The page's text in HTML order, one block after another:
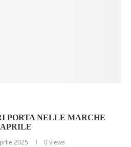
PORTA NELLE MARCHE
APRILE
2025 0 views